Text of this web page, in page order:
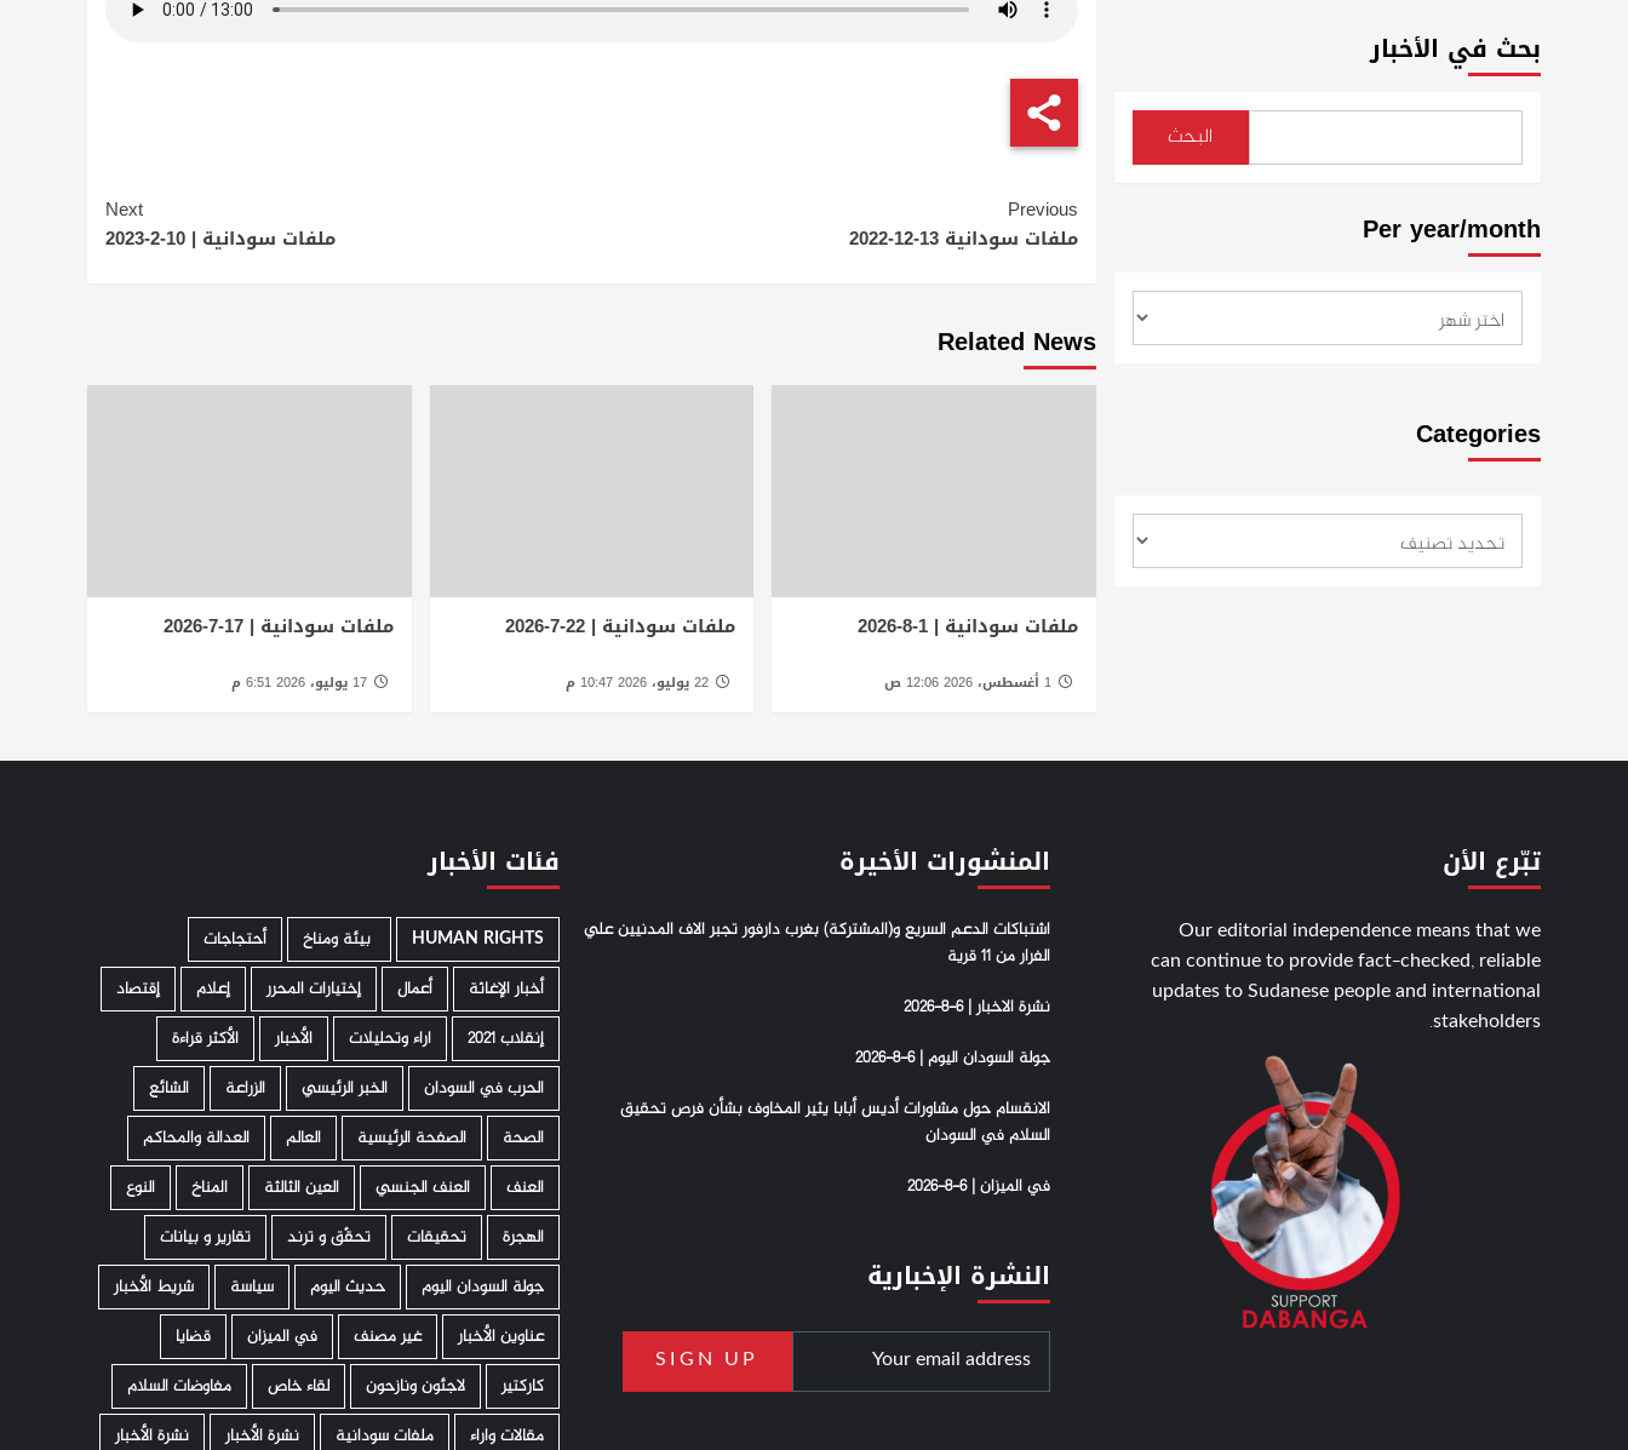
Continue
Reading
Previous
ملفات سودانية 13-12-2022
Next
ملفات سودانية | 10-2-2023
Related News
ملفات سودانية | 1-8-2026
1 أغسطس، 2026 12:06 ص
ملفات سودانية | 22-7-2026 ملفات سودانية | 17-7-2026
17 يوليو، 2026 6:51 م
بحث في الأخبار
البحث
Per year/month
Categories
تبّرع الأن
Our editorial independence means that we
can continue to provide fact-checked, reliable
updates to Sudanese people and international
stakeholders.
المنشورات الأخيرة
اشتباكات الدعم السريع و(المشتركة) بغرب دارفور تجبر الاف المدنيين علي
الفرار من 11 قرية
نشرة الاخبار | 6-8-2026
جولة السودان اليوم | 6-8-2026
الانقسام حول مشاورات أديس أبابا يثير المخاوف بشأن فرص تحقيق
السلام في السودان
في الميزان | 6-8-2026
النشرة الإخبارية
فئات الأخبار
HUMAN RIGHTS ­ بيئة ومناخ
أحتجاجات
أخبار الإغاثة
أعمال إختيارات المحرر إعلام
إقتصاد
إنقلاب 2021
اراء وتحليلات الأخبار
الأكثر قراءة
الحرب في السودان
الخبر الرئيسي الزراعة
الشائع
الصحة
الصفحة الرئيسية العالم
العدالة والمحاكم
العنف
العنف الجنسي العين الثالثة المناخ
النوع
الهجرة
تحقيقات تحقّق و ترند
تقارير و بيانات
جولة السودان اليوم
حديث اليوم سياسة
شريط الأخبار
عناوين الأخبار
غير مصنف في الميزان
قضايا
كاركتير
لاجئون ونازحون لقاء خاص
مفاوضات السلام
مقالات واراء
ملفات سودانية نشرة الأخبار نشرة الأخبار